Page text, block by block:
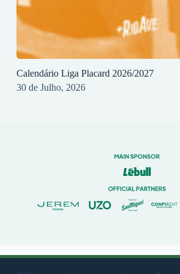
Calendário Liga Placard 2026/2027
30 de Julho, 2026